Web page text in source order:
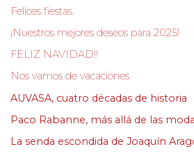
Felices fiestas.
¡Nuestros mejores deseos para 2025!
FELIZ NAVIDAD!!
Nos vamos de vacaciones
AUVASA, cuatro décadas de historia
Paco Rabanne, más allá de las
La senda escondida de Joaquín